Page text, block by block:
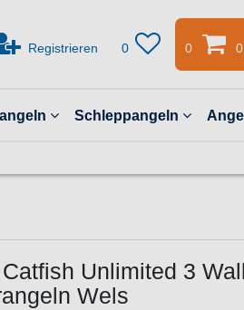
Registrieren 0 0
Schleppangeln
Unlimited 3
Wels